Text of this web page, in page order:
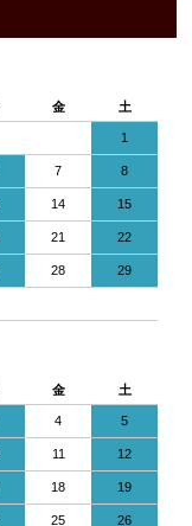
金 土
1
7 8
14 15
21 22
28 29
金 土
4 5
11 12
18 19
25 26